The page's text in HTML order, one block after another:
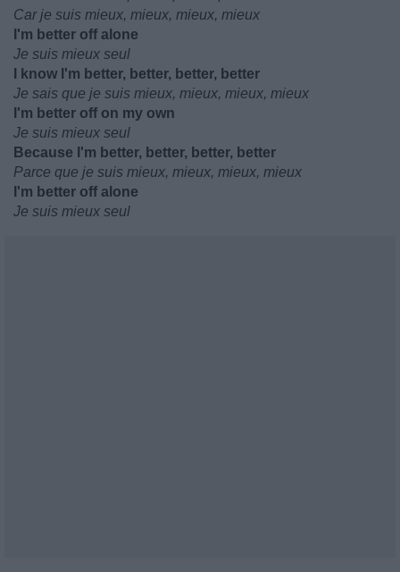
Car je suis mieux, mieux, mieux, mieux
I'm better off alone
Je suis mieux seul
I know I'm better, better, better, better
Je sais que je suis mieux, mieux, mieux, mieux
I'm better off on my own
Je suis mieux seul
Because I'm better, better, better, better
Parce que je suis mieux, mieux, mieux, mieux
I'm better off alone
Je suis mieux seul